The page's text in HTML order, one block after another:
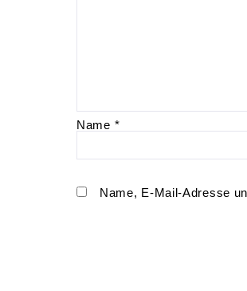
Name *
Name, E-Mail-Adresse